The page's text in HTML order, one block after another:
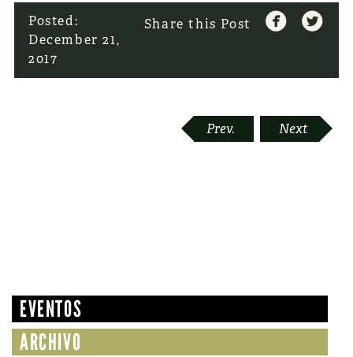
Share this Post  
Posted:
December 21,
2017
Prev. Next
EVENTOS
ARCHIVO